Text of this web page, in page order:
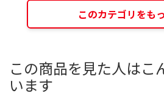
このカテゴリをも
この商品を見た人はこ
います